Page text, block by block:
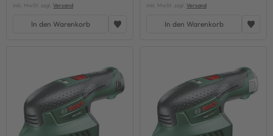
inkl. MwSt. zzgl. Versand
In den Warenkorb
inkl. MwSt. zzgl. Versand
In den Warenkorb